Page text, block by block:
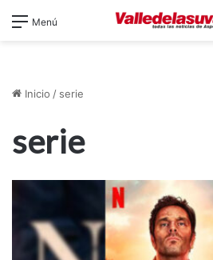
Menú
Inicio / serie
serie